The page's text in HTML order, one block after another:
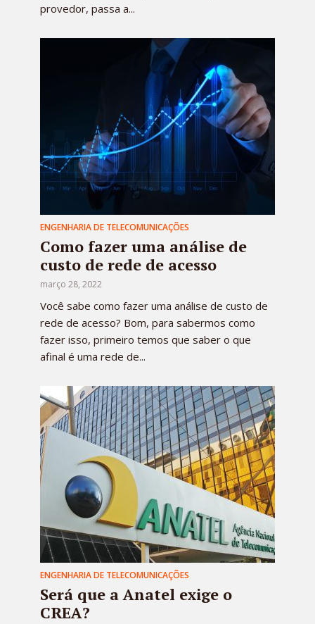
provedor, passa a...
ENGENHARIA DE TELECOMUNICAÇÕES
Como fazer uma análise de
custo de rede de acesso
março 28, 2022
Você sabe como fazer uma análise de custo de
rede de acesso? Bom, para sabermos como
fazer isso, primeiro temos que saber o que
afinal é uma rede de...
ENGENHARIA DE TELECOMUNICAÇÕES
Será que a Anatel exige o
CREA?